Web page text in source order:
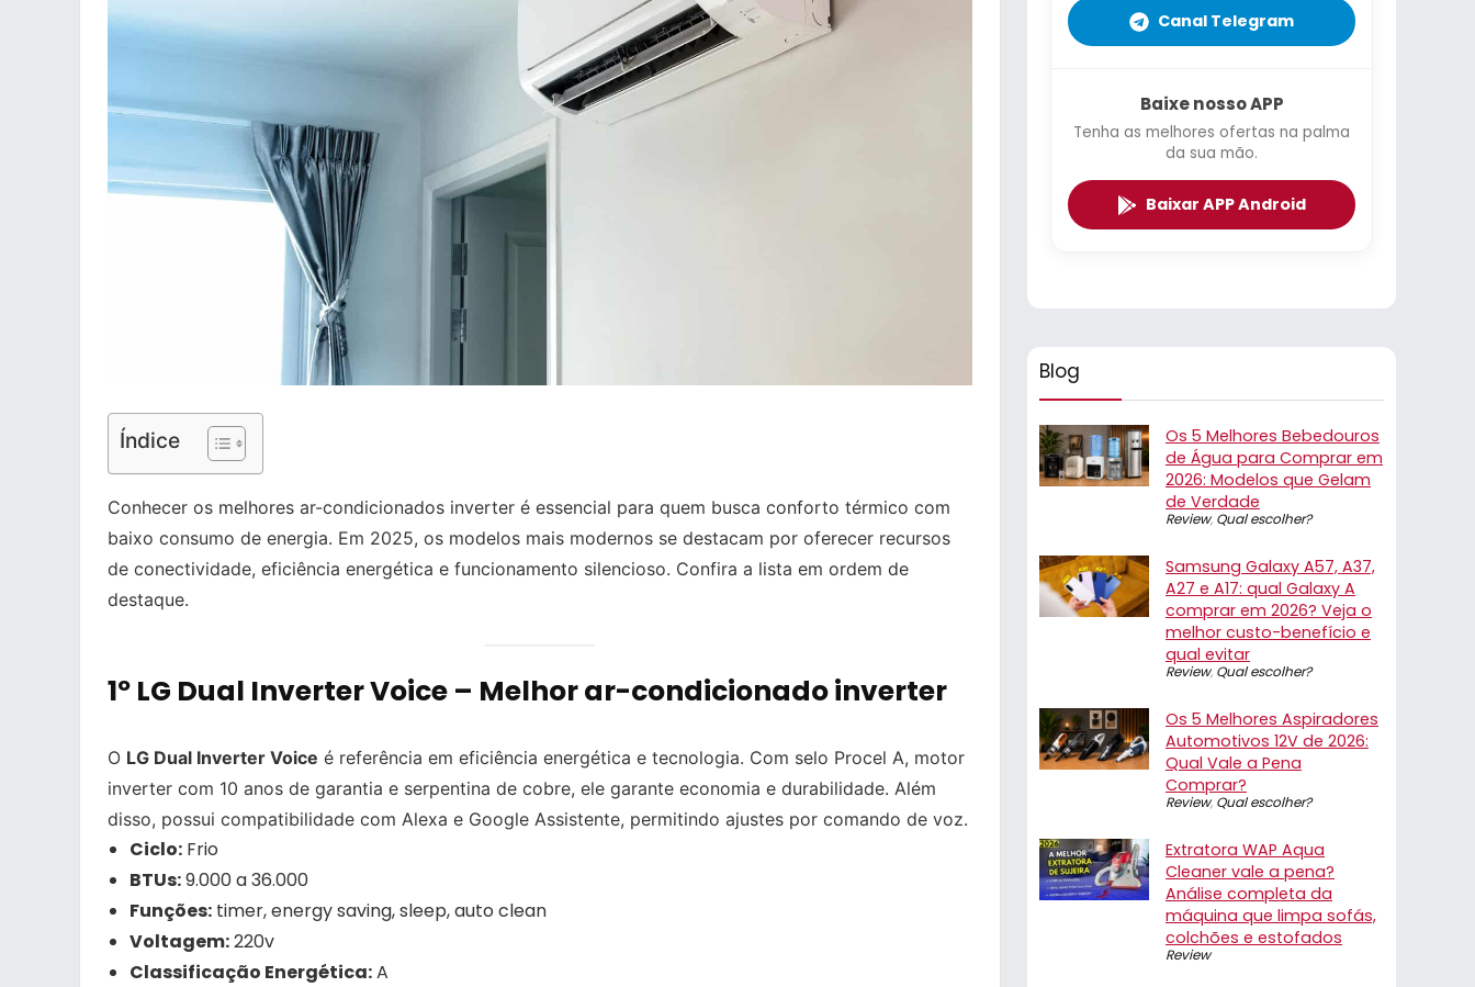
Índice
Conhecer os melhores ar-condicionados inverter é essencial para quem busca conforto térmico com
baixo consumo de energia. Em 2025, os modelos mais modernos se destacam por oferecer recursos
de conectividade, eficiência energética e funcionamento silencioso. Confira a lista em ordem de
destaque.
1º LG Dual Inverter Voice – Melhor ar-condicionado inverter
O LG Dual Inverter Voice é referência em eficiência energética e tecnologia. Com selo Procel A, motor
inverter com 10 anos de garantia e serpentina de cobre, ele garante economia e durabilidade. Além
disso, possui compatibilidade com Alexa e Google Assistente, permitindo ajustes por comando de voz.
Ciclo: Frio
BTUs:9.000 a 36.000
Funções: timer, energy saving, sleep, auto clean
Voltagem:220v
Classificação Energética:A
Canal Telegram
Baixe nosso APP
Tenha as melhores ofertas na palma
da sua mão.
Baixar APP Android
Blog
Os 5 Melhores Bebedouros
de Água para Comprar em
2026: Modelos que Gelam
de Verdade
Review, Qual escolher?
Samsung Galaxy A57, A37,
A27 e A17: qual Galaxy A
comprar em 2026? Veja o
melhor custo-benefício e
qual evitar
Review, Qual escolher?
Os 5 Melhores Aspiradores
Automotivos 12V de 2026:
Qual Vale a Pena
Comprar?
Review, Qual escolher?
Extratora WAP Aqua
Cleaner vale a pena?
Análise completa da
máquina que limpa sofás,
colchões e estofados
Review